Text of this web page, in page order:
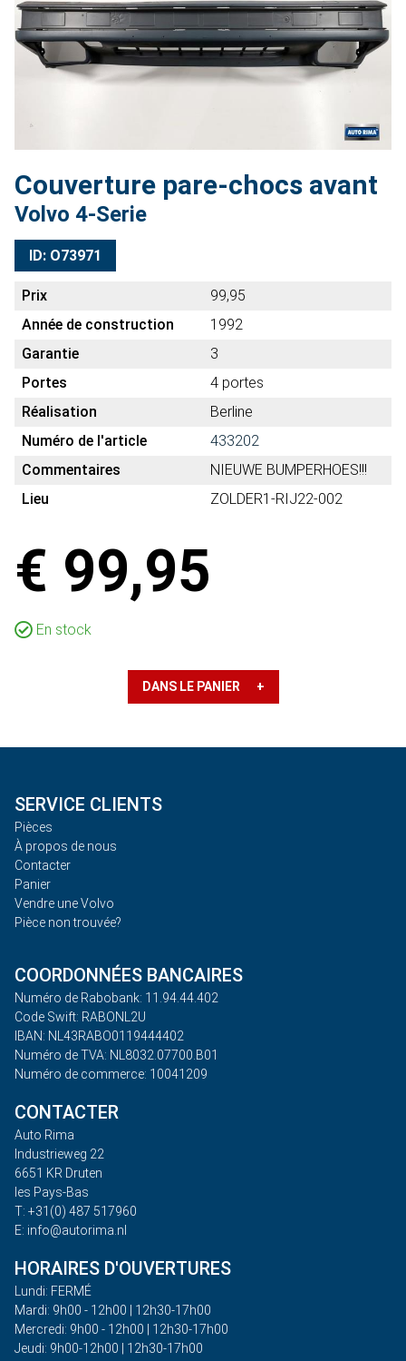
Couverture pare-chocs avant
Volvo 4-Serie
ID: O73971
Prix
99,95
Année de construction
1992
Garantie
3
Portes
4 portes
Réalisation
Berline
Numéro de l'article
433202
Commentaires
NIEUWE BUMPERHOES!!!
Lieu
ZOLDER1-RIJ22-002
€ 99,95
En stock
DANS LE PANIER +
SERVICE CLIENTS
Pièces
À propos de nous
Contacter
Panier
Vendre une Volvo
Pièce non trouvée?
COORDONNÉES BANCAIRES
Numéro de Rabobank: 11.94.44.402
Code Swift: RABONL2U
IBAN: NL43RABO0119444402
Numéro de TVA: NL8032.07700.B01
Numéro de commerce: 10041209
CONTACTER
Auto Rima
Industrieweg 22
6651 KR Druten
les Pays-Bas
T: +31(0) 487 517960
E: info@autorima.nl
HORAIRES D'OUVERTURES
Lundi: FERMÉ
Mardi: 9h00 - 12h00 | 12h30-17h00
Mercredi: 9h00 - 12h00 | 12h30-17h00
Jeudi: 9h00-12h00 | 12h30-17h00